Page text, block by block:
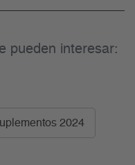
pueden interesar:
2024